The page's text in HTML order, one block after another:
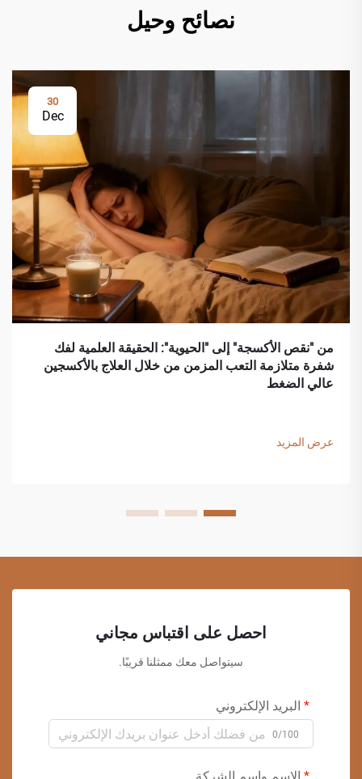
نصائح وحيل
30
Dec
من "نقص الأكسجة" إلى "الحيوية": الحقيقة العلمية لفك
شفرة متلازمة التعب المزمن من خلال العلاج بالأكسجين
عالي الضغط
عرض المزيد
احصل على اقتباس مجاني
سيتواصل معك ممثلنا قريبًا.
البريد الإلكتروني
0/100